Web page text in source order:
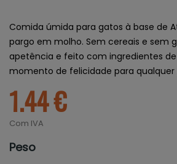
Comida úmida para gatos à base de
pargo em molho. Sem cereais e sem
apetência e feito com ingredientes de
momento de felicidade para qualquer
1.44 €
Com IVA
Peso